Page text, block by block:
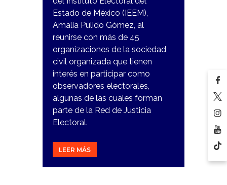
Estado de México (IEEM),
Amalia Pulido Gómez, al
reunirse con más de 45
organizaciones de la sociedad
civil organizada que tienen
interés en participar como
observadores electorales,
algunas de las cuales forman
parte de la Red de Justicia
Electoral.
LEER MÁS